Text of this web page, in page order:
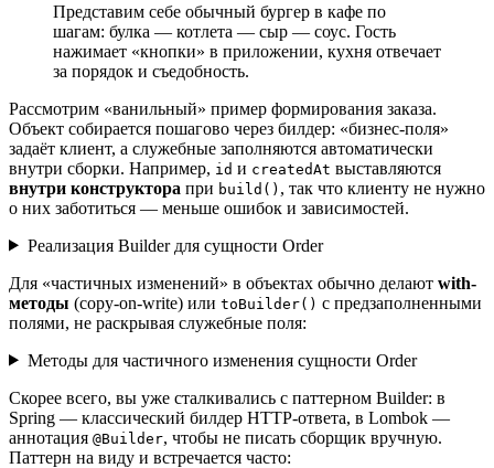
Представим себе обычный бургер в кафе по
шагам: булка — котлета — сыр — соус. Гость
нажимает «кнопки» в приложении, кухня отвечает
за порядок и съедобность.
Рассмотрим «ванильный» пример формирования заказа.
Объект собирается пошагово через билдер: «бизнес-поля»
задаёт клиент, а служебные заполняются автоматически
внутри сборки. Например, id и createdAt выставляются
внутри конструктора при build() , так что клиенту не нужно
о них заботиться — меньше ошибок и зависимостей.
Реализация Builder для сущности Order
Для «частичных изменений» в объектах обычно делают with-
методы (copy-on-write) или toBuilder() c предзаполненными
полями, не раскрывая служебные поля:
Методы для частичного изменения сущности Order
Скорее всего, вы уже сталкивались с паттерном Builder: в
Spring — классический билдер HTTP-ответа, в Lombok —
аннотация @Builder, чтобы не писать сборщик вручную.
Паттерн на виду и встречается часто: